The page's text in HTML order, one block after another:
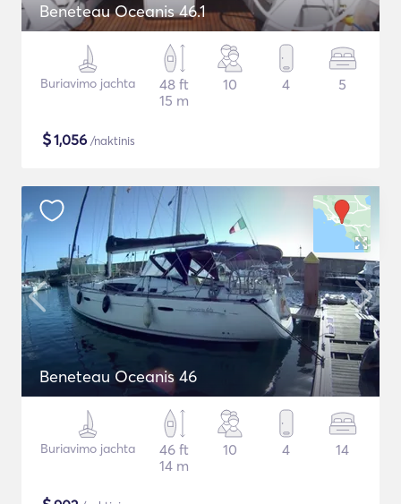
Beneteau Oceanis 46.1
Buriavimo jachta
48 ft
15 m
10 4 5
$1,056 /naktinis
Beneteau Oceanis 46
Buriavimo jachta
46 ft
14 m
10 4 14